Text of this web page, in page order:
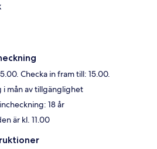
Checka in fram till: 15.00.
i mån av tillgänglighet
18 år
är kl. 11.00